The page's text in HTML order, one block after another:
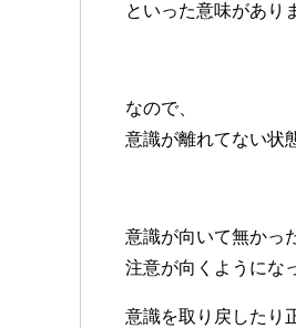
といった意味があり
なので、
意識が離れてない状
意識が向いて無かっ
注意が向くようにな
意識を取り戻したり